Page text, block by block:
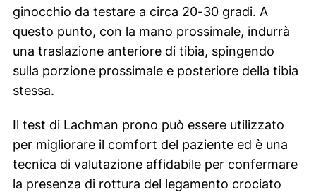
ginocchio da testare a circa 20-30 gradi. A
questo punto, con la mano prossimale, indurrà
una traslazione anteriore di tibia, spingendo
sulla porzione prossimale e posteriore della tibia
stessa.
Il test di Lachman prono può essere utilizzato
per migliorare il comfort del paziente ed è una
tecnica di valutazione affidabile per confermare
la presenza di rottura del legamento crociato